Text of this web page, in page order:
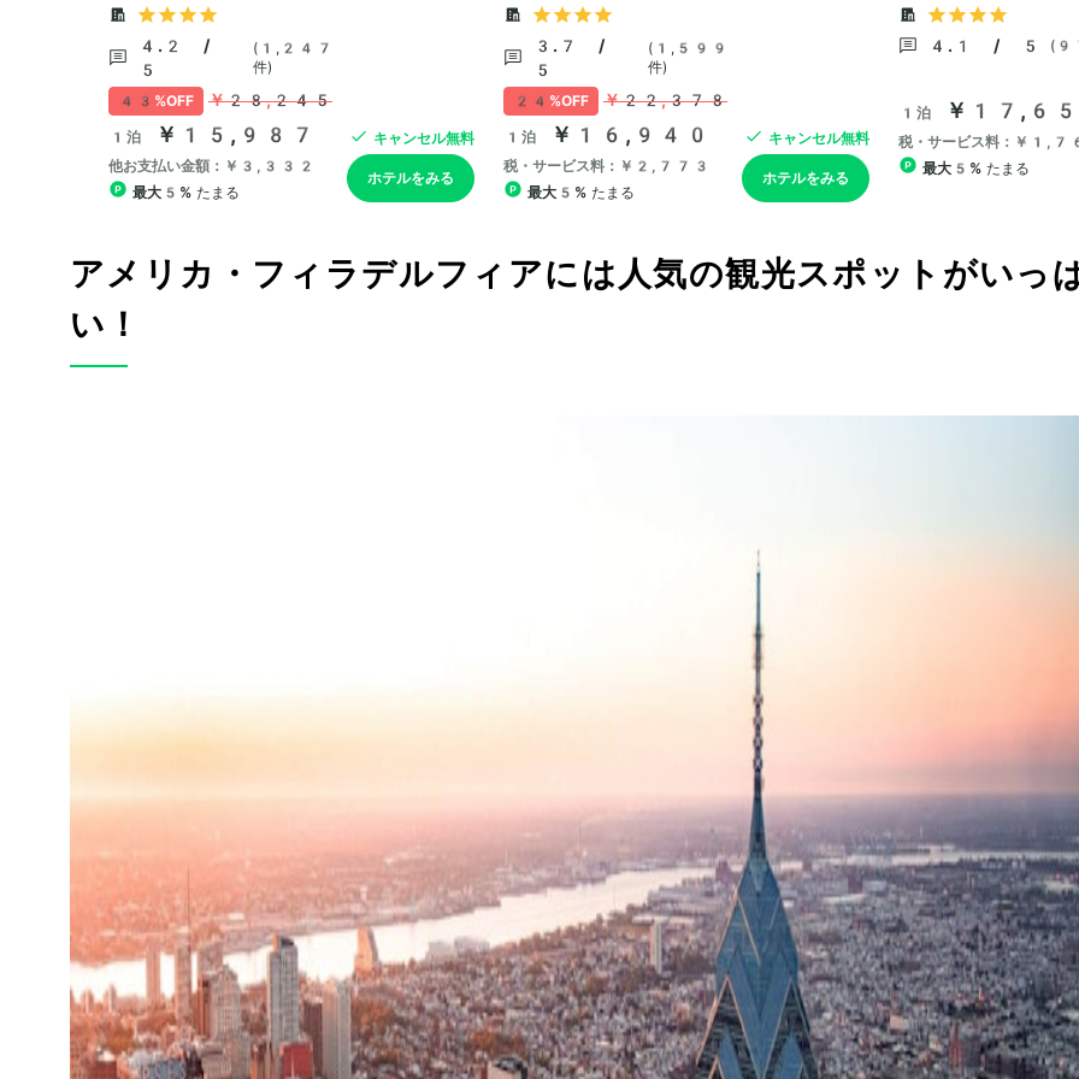
アメリカ・フィラデルフィアには人気の観光スポットがいっ
い！